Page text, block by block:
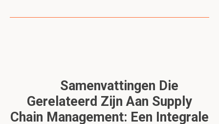
Samenvattingen Die
Gerelateerd Zijn Aan Supply
Chain Management: Een Integrale